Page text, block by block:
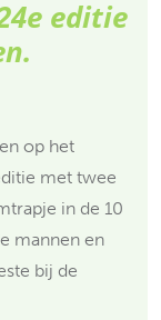
editie
op het
met twee
in de 10
mannen en
bij de